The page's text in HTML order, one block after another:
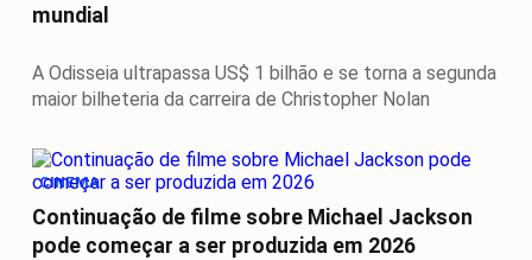
mundial
A Odisseia ultrapassa US$ 1 bilhão e se torna a segunda
maior bilheteria da carreira de Christopher Nolan
CINEMA
Continuação de filme sobre Michael Jackson
pode começar a ser produzida em 2026